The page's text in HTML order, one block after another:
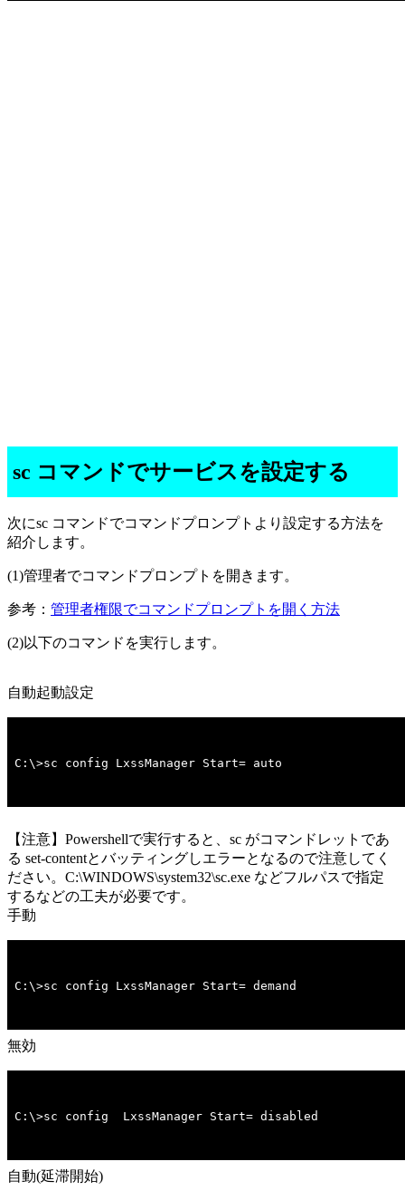
sc コマンドでサービスを設定する
次にsc コマンドでコマンドプロンプトより設定する方法を
紹介します。
(1)管理者でコマンドプロンプトを開きます。
参考： 管理者権限でコマンドプロンプトを開く方法
(2)以下のコマンドを実行します。
自動起動設定
C:\>sc config LxssManager Start= auto
【注意】Powershellで実行すると、sc がコマンドレットであ
る set-contentとバッティングしエラーとなるので注意してく
ださい。C:\WINDOWS\system32\sc.exe などフルパスで指定
するなどの工夫が必要です。
手動
C:\>sc config LxssManager Start= demand
無効
C:\>sc config  LxssManager Start= disabled
自動(延滞開始)